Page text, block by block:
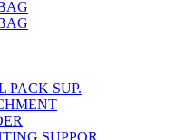
PACK SUP.
SUPPOR